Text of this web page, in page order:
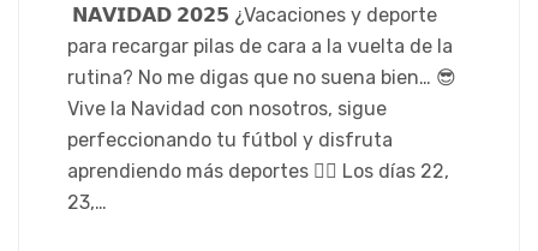
𝗡𝗔𝗩𝗜𝗗𝗔𝗗 𝟮𝟬𝟮𝟱 ¿Vacaciones y deporte
para recargar pilas de cara a la vuelta de la
rutina? No me digas que no suena bien… 😎
Vive la Navidad con nosotros, sigue
perfeccionando tu fútbol y disfruta
aprendiendo más deportes 👆🏼 Los días 22,
23,…